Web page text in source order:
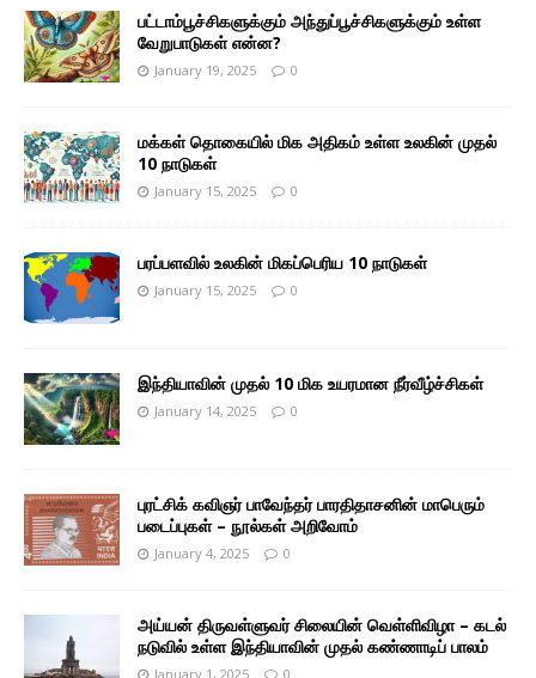
பட்டாம்பூச்சிகளுக்கும் அந்துப்பூச்சிகளுக்கும் உள்ள
வேறுபாடுகள் என்ன?
January 19, 2025 0
மக்கள் தொகையில் மிக அதிகம் உள்ள உலகின் முதல்
10 நாடுகள்
January 15, 2025 0
பரப்பளவில் உலகின் மிகப்பெரிய 10 நாடுகள்
January 15, 2025 0
இந்தியாவின் முதல் 10 மிக உயரமான நீர்வீழ்ச்சிகள்
January 14, 2025 0
புரட்சிக் கவிஞர் பாவேந்தர் பாரதிதாசனின் மாபெரும்
படைப்புகள் – நூல்கள் அறிவோம்
January 4, 2025 0
அய்யன் திருவள்ளுவர் சிலையின் வெள்ளிவிழா – கடல்
நடுவில் உள்ள இந்தியாவின் முதல் கண்ணாடிப் பாலம்
January 1, 2025 0